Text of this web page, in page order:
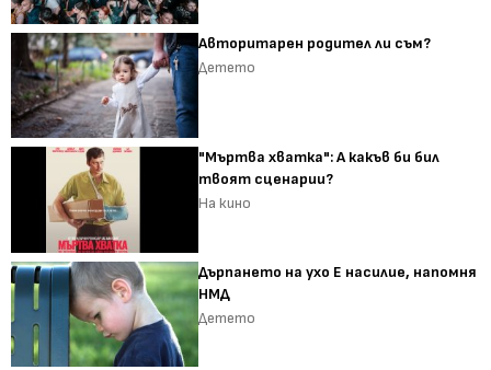
Авторитарен родител ли съм?
Детето
"Мъртва хватка": А какъв би бил
твоят сценарии?
На кино
Дърпането на ухо Е насилие, напомня
НМД
Детето